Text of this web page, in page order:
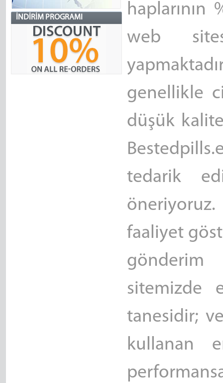
İNDIRIM PROGRAMI
haplarının
web
genellikle
düşük
tedarik
faaliyet
gönderim
sitemizde
tanesidir;
kullanan